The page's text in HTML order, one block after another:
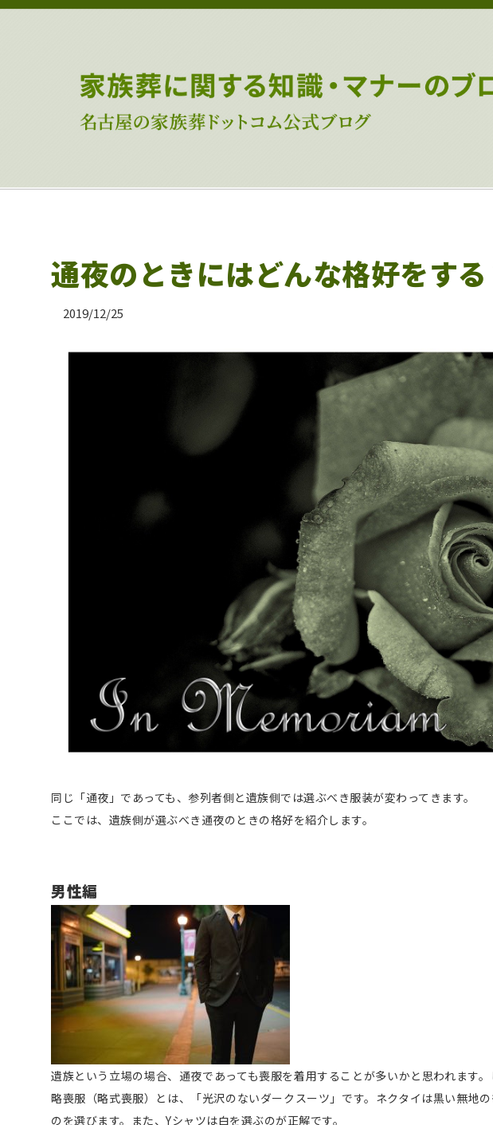
通夜のときにはどんな格好をす
2019/12/25
同じ「通夜」であっても、参列者側と遺族側では選ぶべき服装が変わってきます。
ここでは、遺族側が選ぶべき通夜のときの格好を紹介します。
男性編
遺族という立場の場合、通夜であっても喪服を着用することが多いかと思われます
略喪服（略式喪服）とは、「光沢のないダークスーツ」です。ネクタイは黒い無地
のを選びます。また、Yシャツは白を選ぶのが正解です。